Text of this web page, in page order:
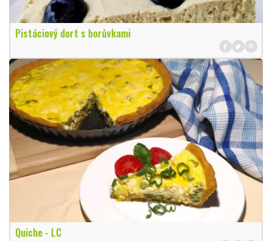
Pistáciový dort s borůvkami
Quiche - LC